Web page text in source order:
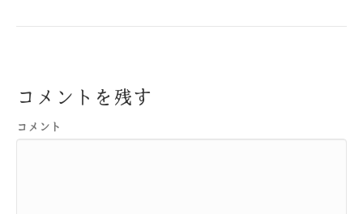
コメントを残す
コメント